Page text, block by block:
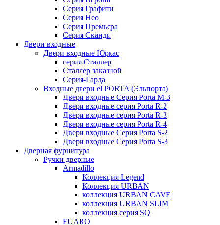
Серия Графити
Серия Нео
Серия Премьера
Серия Сканди
Двери входные
Двери входные Юркас
серия-Сталлер
Сталлер заказной
Серия-Гарда
Входные двери el PORTA (Эльпорта)
Двери входные Серия Porta M-3
Двери входные серия Porta R-2
Двери входные серия Porta R-3
Двери входные серия Porta R-4
Двери входные Серия Porta S-2
Двери входные Серия Porta S-3
Дверная фурнитура
Ручки дверные
Armadillo
Коллекция Legend
Коллекция URBAN
коллекция URBAN CAVE
коллекция URBAN SLIM
коллекция серия SQ
FUARO